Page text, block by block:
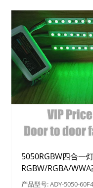
5050RGBW四合一
RGBW/RGBA/
产品型号: ADY-5050-